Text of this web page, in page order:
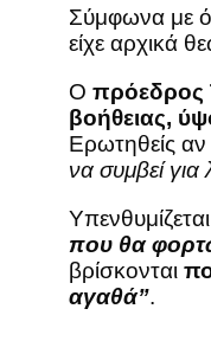
Σύμφωνα με
είχε αρχικά
Ο
βοήθειας,
Ερωτηθείς αν
να συμβεί
που θα
βρίσκονται
αγαθά”.